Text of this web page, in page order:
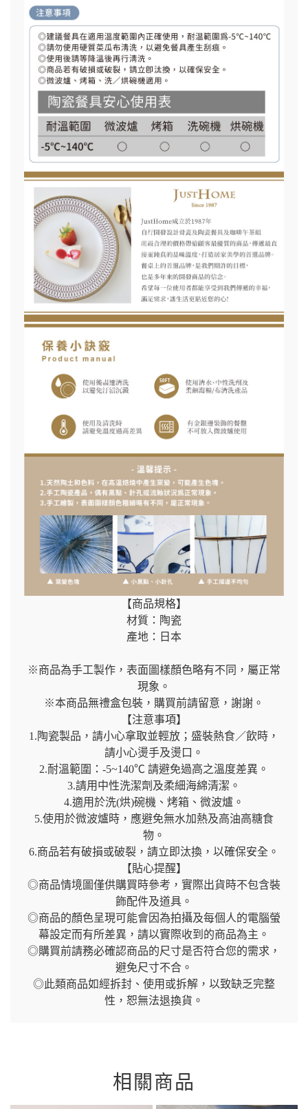
【商品規格】
材質：陶瓷
產地：日本
※商品為手工製作，表面圖樣顏色略有不同，屬正常
現象。
※本商品無禮盒包裝，購買前請留意，謝謝。
【注意事項】
1.陶瓷製品，請小心拿取並輕放；盛裝熱食／飲時，
請小心燙手及燙口。
2.耐溫範圍：-5~140℃ 請避免過高之溫度差異。
3.請用中性洗潔劑及柔細海綿清潔。
4.適用於洗(烘)碗機、烤箱、微波爐。
5.使用於微波爐時，應避免無水加熱及高油高糖食
物。
6.商品若有破損或破裂，請立即汰換，以確保安全。
【貼心提醒】
◎商品情境圖僅供購買時參考，實際出貨時不包含裝
飾配件及道具。
◎商品的顏色呈現可能會因為拍攝及每個人的電腦螢
幕設定而有所差異，請以實際收到的商品為主。
◎購買前請務必確認商品的尺寸是否符合您的需求，
避免尺寸不合。
◎此類商品如經拆封、使用或拆解，以致缺乏完整
性，恕無法退換貨。
相關商品